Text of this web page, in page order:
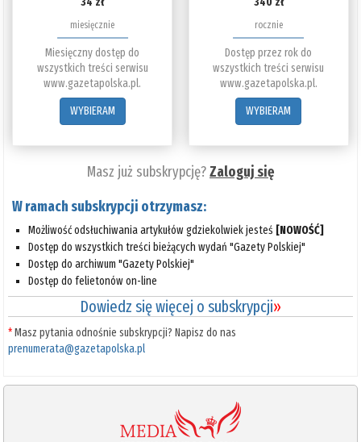
miesięcznie
Miesięczny dostęp do
wszystkich treści serwisu
www.gazetapolska.pl.
WYBIERAM
rocznie
Dostęp przez rok do
wszystkich treści serwisu
www.gazetapolska.pl.
WYBIERAM
Masz już subskrypcję?Zaloguj się
W ramach subskrypcji otrzymasz:
Możliwość odsłuchiwania artykułów gdziekolwiek jesteś [NOWOŚĆ]
Dostęp do wszystkich treści bieżących wydań "Gazety Polskiej"
Dostęp do archiwum "Gazety Polskiej"
Dostęp do felietonów on-line
Dowiedz się więcej o subskrypcji»
*Masz pytania odnośnie subskrypcji? Napisz do nas
prenumerata@gazetapolska.pl